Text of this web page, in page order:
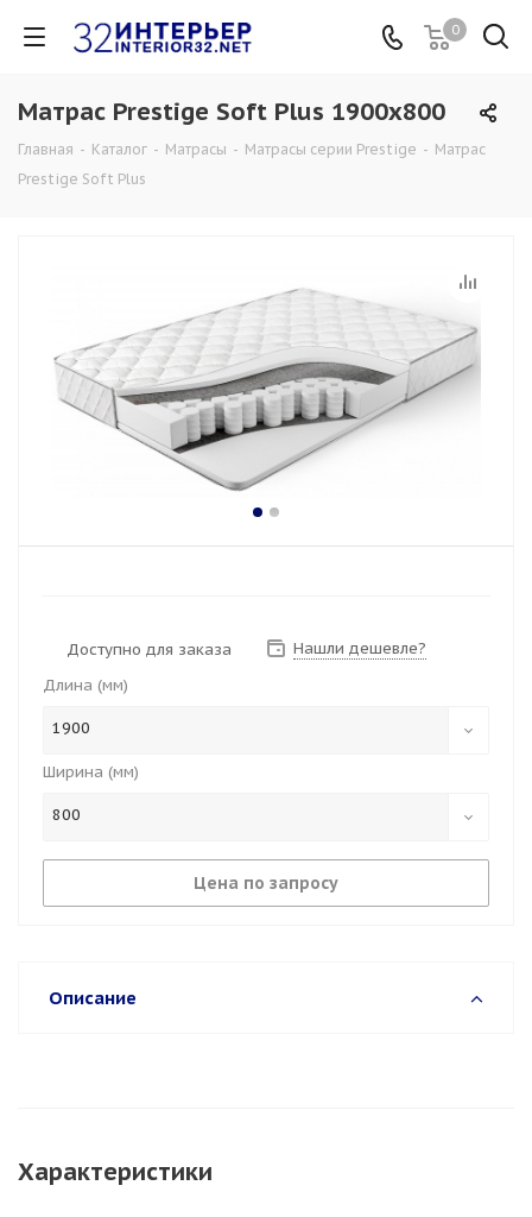
0
Матрас Prestige Soft Plus 1900x800
Главная - Каталог - Матрасы - Матрасы серии Prestige - Матрас
Prestige Soft Plus
Доступно для заказа
Нашли дешевле?
Длина (мм)
1900
Ширина (мм)
800
Цена по запросу
Описание
Характеристики